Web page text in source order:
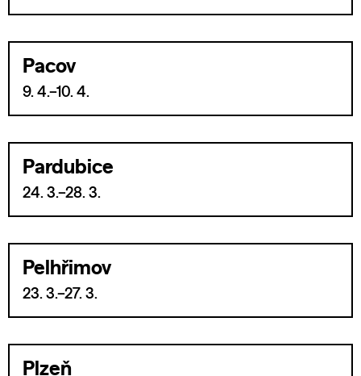
Pacov
9. 4.–10. 4.
Pardubice
24. 3.–28. 3.
Pelhřimov
23. 3.–27. 3.
Plzeň